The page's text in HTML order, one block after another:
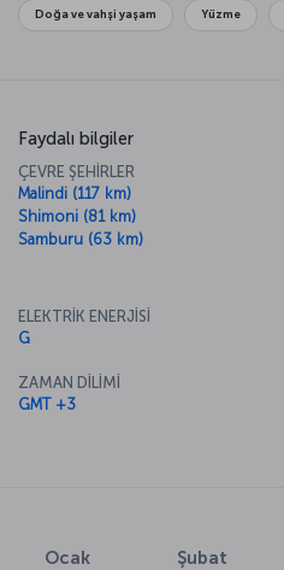
Doğa ve vahşi yaşam Yüzme
Faydalı bilgiler
ÇEVRE ŞEHİRLER
Malindi (117 km)
Shimoni (81 km)
Samburu (63 km)
ELEKTRİK ENERJİSİ
G
ZAMAN DİLİMİ
GMT +3
Ocak Şubat